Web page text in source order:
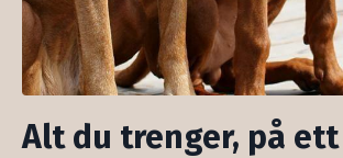
Alt du trenger, på